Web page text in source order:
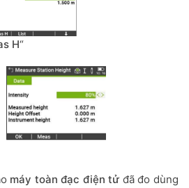
H“
máy toàn đạc điện tử đã đo dùng